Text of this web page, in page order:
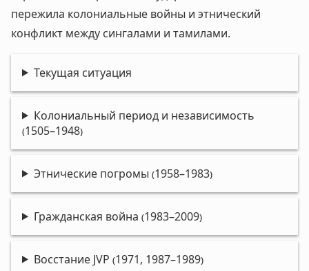
пережила колониальные войны и этнический
конфликт между сингалами и тамилами.
Текущая ситуация
Колониальный период и независимость
(1505–1948)
Этнические погромы (1958–1983)
Гражданская война (1983–2009)
Восстание JVP (1971, 1987–1989)